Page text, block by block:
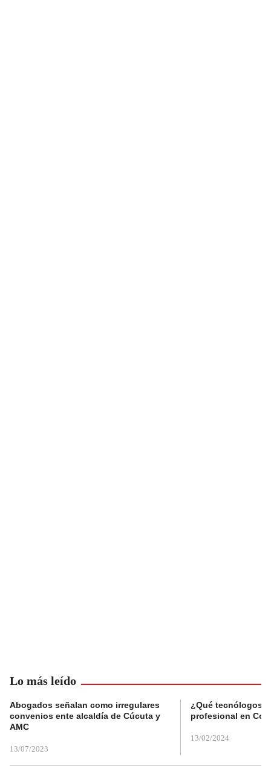
Lo más leído
Abogados señalan como irregulares
convenios ente alcaldía de Cúcuta y
AMC
13/07/2023
¿Qué tecnólogos
profesional en
13/02/2024